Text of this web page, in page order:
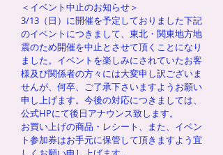
＜イベント中止のお知らせ＞
3/13（日）に開催を予定しておりました下記
のイベントにつきまして、東北・関東地方地
震のため開催を中止とさせて頂くことになり
ました。イベントを楽しみにされていたお客
様及び関係者の方々には大変申し訳ございま
せんが、何卒、ご了承下さいますようお願い
申し上げます。今後の対応につきましては、
公式HPにて後日アナウンス致します。
お買い上げの商品・レシート、また、イベン
ト参加券はお手元に保管して頂きますよう宜